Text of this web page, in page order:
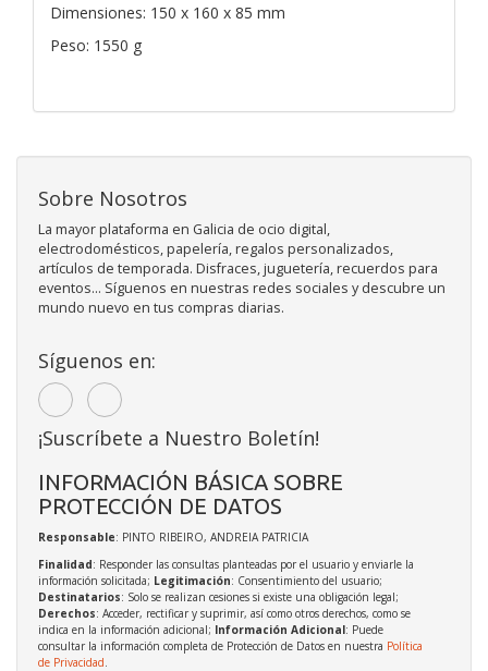
Dimensiones: 150 x 160 x 85 mm
Peso: 1550 g
Sobre Nosotros
La mayor plataforma en Galicia de ocio digital,
electrodomésticos, papelería, regalos personalizados,
artículos de temporada. Disfraces, juguetería, recuerdos para
eventos... Síguenos en nuestras redes sociales y descubre un
mundo nuevo en tus compras diarias.
Síguenos en:
¡Suscríbete a Nuestro Boletín!
INFORMACIÓN BÁSICA SOBRE
PROTECCIÓN DE DATOS
Responsable: PINTO RIBEIRO, ANDREIA PATRICIA
Finalidad: Responder las consultas planteadas por el usuario y enviarle la
información solicitada; Legitimación: Consentimiento del usuario;
Destinatarios: Solo se realizan cesiones si existe una obligación legal;
Derechos: Acceder, rectificar y suprimir, así como otros derechos, como se
indica en la información adicional; Información Adicional: Puede
consultar la información completa de Protección de Datos en nuestra Política
de Privacidad